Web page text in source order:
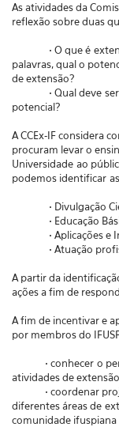
As atividades da
reflexão sobre duas
• O que é
palavras, qual o
de extensão?
• Qual deve ser a
potencial?
A CCEx-IF considera
procuram levar o
Universidade ao
podemos identificar
• Divulgação
• Educação
• Aplicações e
• Atuação
A partir da
ações a fim de
A fim de incentivar e
por membros do
• conhecer o perfil
atividades de
• coordenar
diferentes áreas de
comunidade